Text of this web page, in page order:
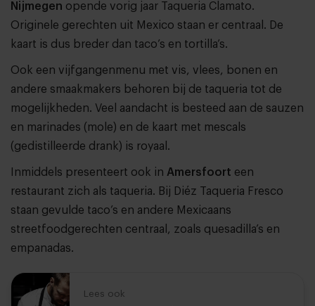
Nijmegen opende vorig jaar Taqueria Clamato.
Originele gerechten uit Mexico staan er centraal. De
kaart is dus breder dan taco’s en tortilla’s.
Ook een vijfgangenmenu met vis, vlees, bonen en
andere smaakmakers behoren bij de taqueria tot de
mogelijkheden. Veel aandacht is besteed aan de sauzen
en marinades (mole) en de kaart met mescals
(gedistilleerde drank) is royaal.
Inmiddels presenteert ook in Amersfoort een
restaurant zich als taqueria. Bij Diéz Taqueria Fresco
staan gevulde taco’s en andere Mexicaans
streetfoodgerechten centraal, zoals quesadilla’s en
empanadas.
Lees ook